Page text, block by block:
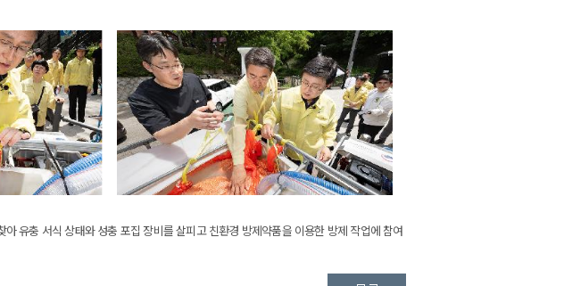
유충 서식 상태와 성충 포집 장비를 살피고 친환경 방제약품을 이용한 방제 작업에 참여